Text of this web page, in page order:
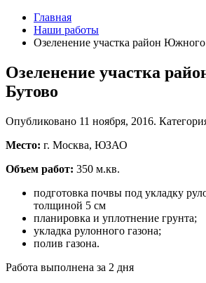
Главная
Наши работы
Озеленение участка район
Озеленение участка
Бутово
Опубликовано 11 ноября, 2016.
Место: г. Москва, ЮЗАО
Объем работ: 350 м.кв.
подготовка почвы под укладку
толщиной 5 см
планировка и уплотнение грунта;
укладка рулонного газона;
полив газона.
Работа выполнена за 2 дня